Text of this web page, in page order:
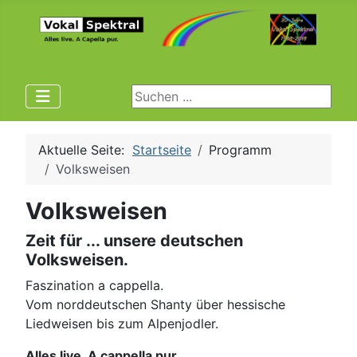
Suchen ...
Aktuelle Seite: Startseite
Programm
Volksweisen
Volksweisen
Zeit für ... unsere deutschen
Volksweisen.
Faszination a cappella.
Vom norddeutschen Shanty über hessische
Liedweisen bis zum Alpenjodler.